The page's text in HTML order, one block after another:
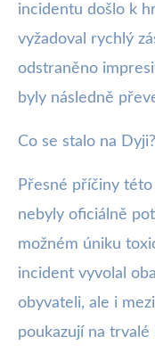
incidentu došlo k
vyžadoval rychlý
odstraněno
byly následně
Co se stalo na Dyji?
Přesné příčiny
nebyly oficiálně
možném úniku
incident vyvolal
obyvateli, ale i
poukazují na